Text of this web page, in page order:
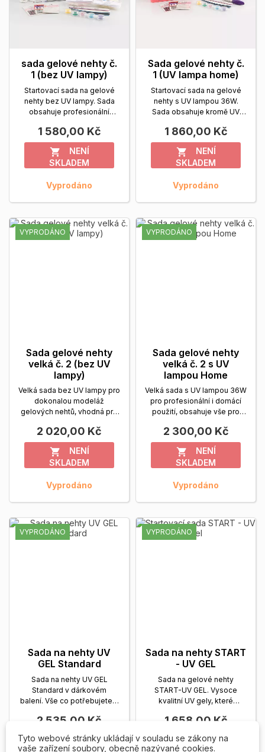
sada gelové nehty č.
1 (bez UV lampy)
Startovací sada na gelové
nehty bez UV lampy. Sada
obsahuje profesionální
více
1 580,00 Kč

NENÍ
SKLADEM
Vyprodáno
Sada gelové nehty č.
1 (UV lampa home)
Startovací sada na gelové
nehty s UV lampou 36W.
Sada obsahuje kromě UV
Zobrazit více
1 860,00 Kč

NENÍ
SKLADEM
Vyprodáno
VYPRODÁNO
Sada gelové nehty
velká č. 2 (bez UV
lampy)
Velká sada bez UV lampy pro
dokonalou modeláž
gelových nehtů, vhodná pro
2 020,00 Kč

NENÍ
SKLADEM
Vyprodáno
VYPRODÁNO
Sada gelové nehty
velká č. 2 s UV
lampou Home
Velká sada s UV lampou 36W
pro profesionální i domácí
použití, obsahuje vše pro
2 300,00 Kč

NENÍ
SKLADEM
Vyprodáno
VYPRODÁNO
Sada na nehty UV
GEL Standard
Sada na nehty UV GEL
Standard v dárkovém
balení. Vše co potřebujete k
Zobrazit více
2 535,00 Kč

NENÍ
VYPRODÁNO
Sada na nehty START
- UV GEL
Sada na gelové nehty
START-UV GEL. Vysoce
kvalitní UV gely, které
pro...Zobrazit více
1 658,00 Kč

NENÍ
Tyto webové stránky ukládají v souladu se zákony na
vaše zařízení soubory, obecně nazývané cookies.